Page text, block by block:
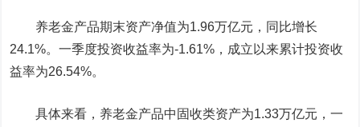
养老金产品期末资产净值为1.96万亿元，同比增长
24.1%。一季度投资收益率为-1.61%，成立以来累计投资收
益率为26.54%。
具体来看，养老金产品中固收类资产为1.33万亿元，一